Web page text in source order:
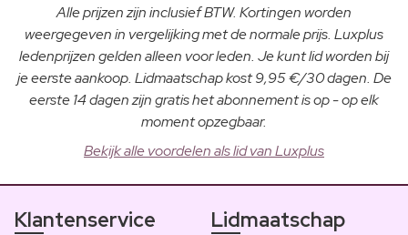
Alle prijzen zijn inclusief BTW. Kortingen worden
weergegeven in vergelijking met de normale prijs. Luxplus
ledenprijzen gelden alleen voor leden. Je kunt lid worden bij
je eerste aankoop. Lidmaatschap kost 9,95 €/30 dagen. De
eerste 14 dagen zijn gratis het abonnement is op - op elk
moment opzegbaar.
Bekijk alle voordelen als lid van Luxplus
Klantenservice Lidmaatschap